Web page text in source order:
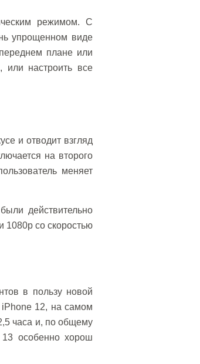
режимом. С
упрощенном виде
плане или
или настроить все
и отводит взгляд
на второго
меняет
действительно
1080p со скоростью
в пользу новой
iPhone 12, на самом
часа и, по общему
особенно хорош